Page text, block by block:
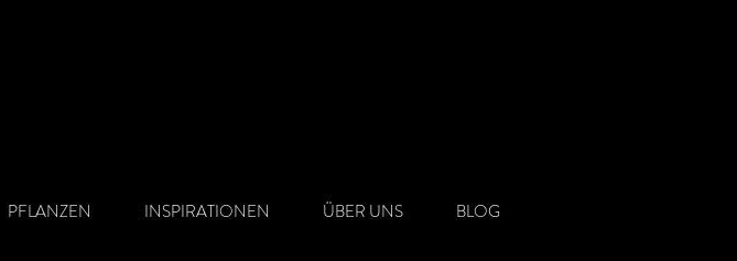
PFLANZEN INSPIRATIONEN ÜBER UNS BLOG